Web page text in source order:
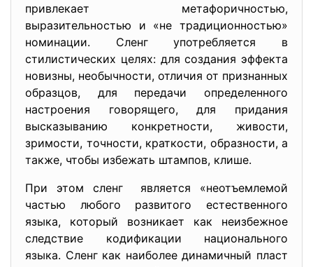
привлекает метафоричностью,
выразительностью и «не традиционностью»
номинации. Сленг употребляется в
стилистических целях: для создания эффекта
новизны, необычности, отличия от признанных
образцов, для передачи определенного
настроения говорящего, для придания
высказыванию конкретности, живости,
зримости, точности, краткости, образности, а
также, чтобы избежать штампов, клише.
При этом сленг является «неотъемлемой
частью любого развитого естественного
языка, который возникает как неизбежное
следствие кодификации национального
языка. Сленг как наиболее динамичный пласт